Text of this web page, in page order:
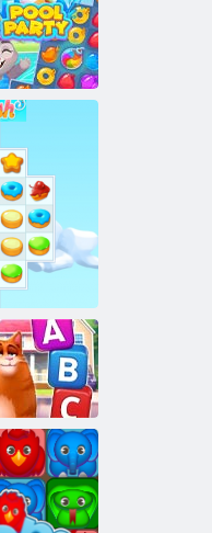
םודיקס
הכירב תביסמ
ףורטל יטיק